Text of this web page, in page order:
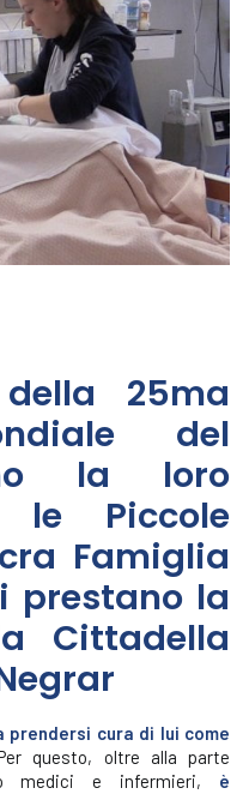
25ma
del
la loro
le Piccole
Famiglia
prestano la
Cittadella
cura di lui come
questo, oltre alla parte
medici e infermieri, è